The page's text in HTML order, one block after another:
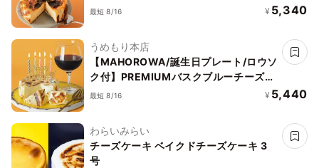
（プレーン）＜グルテンフリー＞
最短 8/16 ¥ 5,340
うめもり本店
【MAHOROWA/誕生日プレート/ロウソ
ク付】PREMIUMバスクブルーチーズケ
ーキ＜グルテンフリー＞
最短 8/16 ¥ 5,440
わらいみらい
チーズケーキ ベイクドチーズケーキ 3
号